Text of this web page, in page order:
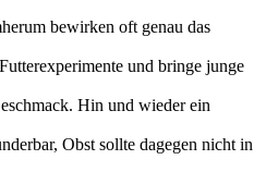
bewirken oft genau das
und bringe junge
Hin und wieder ein
Obst sollte dagegen nicht in